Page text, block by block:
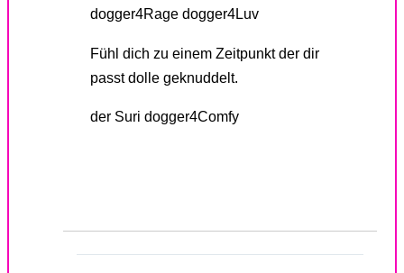
dogger4Rage dogger4Luv
Fühl dich zu einem Zeitpunkt der dir
passt dolle geknuddelt.
der Suri dogger4Comfy